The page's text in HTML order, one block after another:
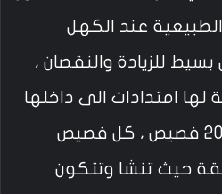
الطبيعية عند الكهل
بسيط للزيادة والنقصان ،
امتدادات الى داخلها
تقسمها الى حوالي 20 فصيص ، كل فصيص
حيث تنشا وتتكون